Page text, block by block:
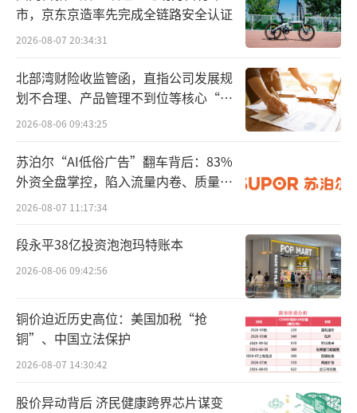
018年起出任行长、执行董事。
营收净利双降，房地产不良率达40%
2019年12月30日，贵州银行在香港联交所
挂牌上市，这是许安任该行行长的第二年。在
许安任职期间，该行业绩发展较为平稳。不过
在2023年，该行出现营收净利润双降的情况。
贵州银行2023年年报显示，报告期内，该
行实现营业收入113.45亿元，同比减少6.45亿
元，降幅5.38%；净利润36.53亿元，同比减少
1.76亿元，降幅4.60%。
该行在年报中指出，报告期内，受内外部
经济环境以及个别房地产开发企业贷款纳入不
良管理等多种因素共同影响，该行不良贷款及
关注贷款的余额及占比较年初有所上升。
市，京东京造率先完成全链路安全认证
2026-08-07 20:34:31
北部湾财险收监管函，直指公司发展规
划不合理、产品管理不到位等核心“痛
点”
2026-08-06 09:43:25
苏泊尔“AI低俗广告”翻车背后：83%
外资全盘掌控，陷入流量内卷、质量频
发的负循环
2026-08-07 11:17:34
段永平38亿投资泡泡玛特账本
2026-08-06 09:42:56
铜价迫近历史高位：美国加税“抢
铜”、中国立法保护
2026-08-07 14:30:42
股价异动背后 济民健康跨界芯片谋变